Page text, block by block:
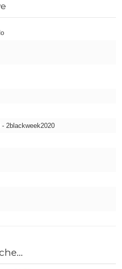
2blackweek2020